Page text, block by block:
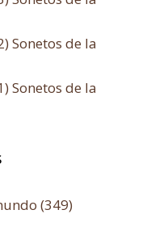
Sonetos de la
Sonetos de la
(349)